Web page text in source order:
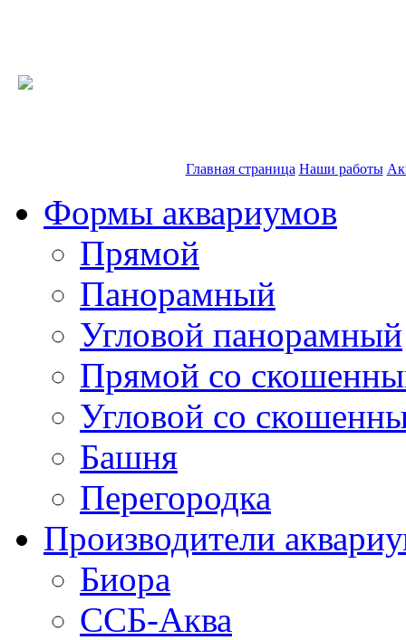
Главная страница Наши работы
Формы аквариумов
Прямой
Панорамный
Угловой панорамный
Прямой со
Угловой со
Башня
Перегородка
Производители
Биора
ССБ-Аква